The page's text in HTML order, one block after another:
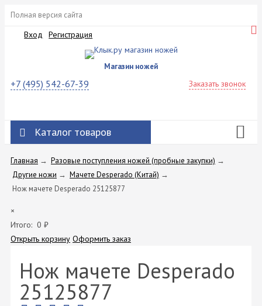
Полная версия сайта
Вход Регистрация
Магазин ножей
+7 (495) 542-67-39 Заказать звонок
Каталог товаров
Главная → Разовые поступления ножей (пробные закупки) →
Другие ножи → Мачете Desperado (Китай) →
Нож мачете Desperado 25125877
×
Итого: 0 ₽
Открыть корзину Оформить заказ
Нож мачете Desperado
25125877